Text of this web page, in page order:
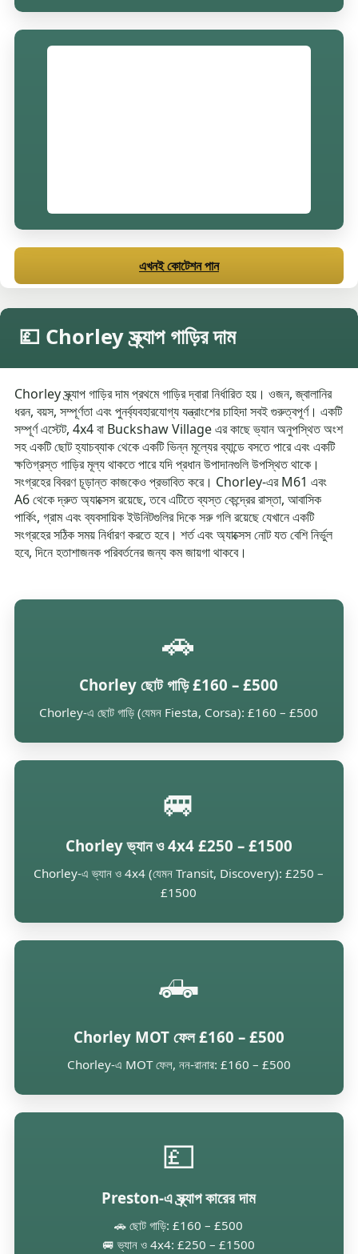
এখনই কোটেশন পান
💷 Chorley স্ক্র্যাপ গাড়ির দাম
Chorley স্ক্র্যাপ গাড়ির দাম প্রথমে গাড়ির দ্বারা নির্ধারিত হয়। ওজন, জ্বালানির
ধরন, বয়স, সম্পূর্ণতা এবং পুনর্ব্যবহারযোগ্য যন্ত্রাংশের চাহিদা সবই গুরুত্বপূর্ণ। একটি
সম্পূর্ণ এস্টেট, 4x4 বা Buckshaw Village এর কাছে ভ্যান অনুপস্থিত অংশ
সহ একটি ছোট হ্যাচব্যাক থেকে একটি ভিন্ন মূল্যের ব্যান্ডে বসতে পারে এবং একটি
ক্ষতিগ্রস্ত গাড়ির মূল্য থাকতে পারে যদি প্রধান উপাদানগুলি উপস্থিত থাকে।
সংগ্রহের বিবরণ চূড়ান্ত কাজকেও প্রভাবিত করে। Chorley-এর M61 এবং
A6 থেকে দ্রুত অ্যাক্সেস রয়েছে, তবে এটিতে ব্যস্ত কেন্দ্রের রাস্তা, আবাসিক
পার্কিং, গ্রাম এবং ব্যবসায়িক ইউনিটগুলির দিকে সরু গলি রয়েছে যেখানে একটি
সংগ্রহের সঠিক সময় নির্ধারণ করতে হবে। শর্ত এবং অ্যাক্সেস নোট যত বেশি নির্ভুল
হবে, দিনে হতাশাজনক পরিবর্তনের জন্য কম জায়গা থাকবে।
🚗
Chorley ছোট গাড়ি £160 – £500
Chorley-এ ছোট গাড়ি (যেমন Fiesta, Corsa): £160 – £500
🚐
Chorley ভ্যান ও 4x4 £250 – £1500
Chorley-এ ভ্যান ও 4x4 (যেমন Transit, Discovery): £250 –
£1500
🛻
Chorley MOT ফেল £160 – £500
Chorley-এ MOT ফেল, নন-রানার: £160 – £500
💷
Preston-এ স্ক্র্যাপ কারের দাম
🚗 ছোট গাড়ি: £160 – £500
🚐 ভ্যান ও 4x4: £250 – £1500